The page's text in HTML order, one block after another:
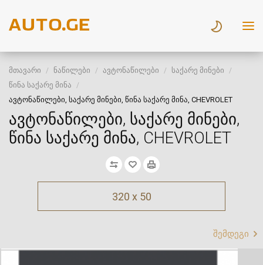
მთავარი ნაწილები ავტონაწილები
საქარე მინები
წინა საქარე მინა
ავტონაწილები, საქარე მინები, წინა საქარე მინა, CHEVROLET
ავტონაწილები, საქარე მინები,
წინა საქარე მინა, CHEVROLET
320 x 50
შემდეგი